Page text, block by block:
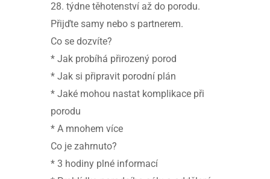
28. týdne těhotenství až do porodu.
Přijďte samy nebo s partnerem.
Co se dozvíte?
* Jak probíhá přirozený porod
* Jak si připravit porodní plán
* Jaké mohou nastat komplikace při
porodu
* A mnohem více
Co je zahrnuto?
* 3 hodiny plné informací